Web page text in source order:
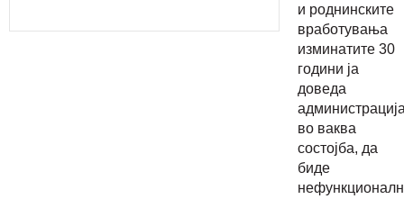
30 години
ја доведа
во ваква
состојба
и роднинските
вработувања
изминатите 30
години ја
доведа
во ваква
состојба, да
биде